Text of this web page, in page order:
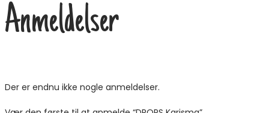
Anmeldelser
Der er endnu ikke nogle anmeldelser.